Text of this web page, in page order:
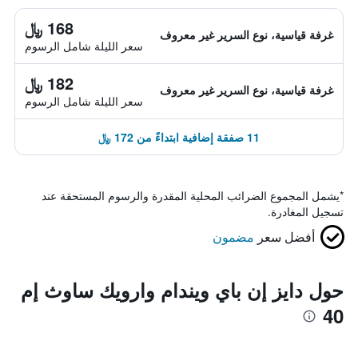
غرفة قياسية، نوع السرير غير معروف 168 ﷼
سعر الليلة شامل الرسوم
غرفة قياسية، نوع السرير غير معروف 182 ﷼
سعر الليلة شامل الرسوم
11 صفقة إضافية ابتداءً من 172 ﷼
*يشمل المجموع الضرائب المحلية المقدرة والرسوم المستحقة عند
تسجيل المغادرة.
أفضل سعر مضمون
حول دايز إن باي ويندام وارويك ساوث إم
40